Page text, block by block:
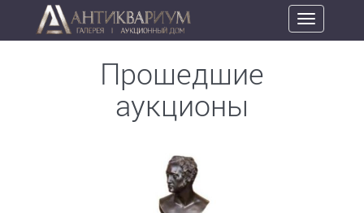
Toggle
navigation
Прошедшие
аукционы